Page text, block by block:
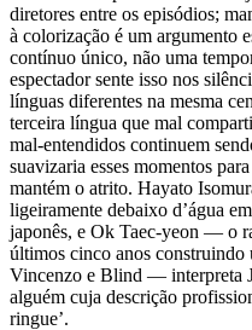
diretores entre os episódios;
à colorização é um argumento
contínuo único, não uma
espectador sente isso nos
línguas diferentes na mesma
terceira língua que mal
mal-entendidos continuem
suavizaria esses momentos
mantém o atrito. Hayato
ligeiramente debaixo d’água
japonês, e Ok Taec-yeon — o
últimos cinco anos construindo
Vincenzo e Blind — interpreta
alguém cuja descrição
ringue’.